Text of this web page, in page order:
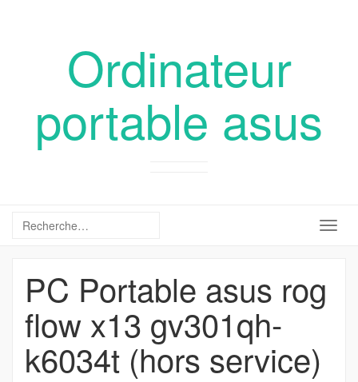
Ordinateur
portable asus
PC Portable asus rog
flow x13 gv301qh-
k6034t (hors service)